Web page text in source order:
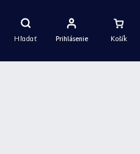
Hľadať
Nákupný
Košík
Prihlásenie